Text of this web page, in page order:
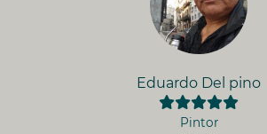
Eduardo Del pino
Pintor